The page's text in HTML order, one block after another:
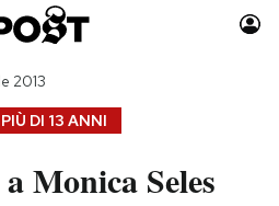
Auto
Moda
DI 13 ANNI
2013
Monica Seles